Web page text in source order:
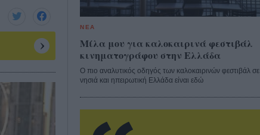
ΝΕΑ
Μίλα μου για καλοκαιρινά φεστιβάλ
κινηματογράφου στην Ελλάδα
Ο πιο αναλυτικός οδηγός των καλοκαιρινών φεστιβάλ σε
νησιά και ηπειρωτική Ελλάδα είναι εδώ